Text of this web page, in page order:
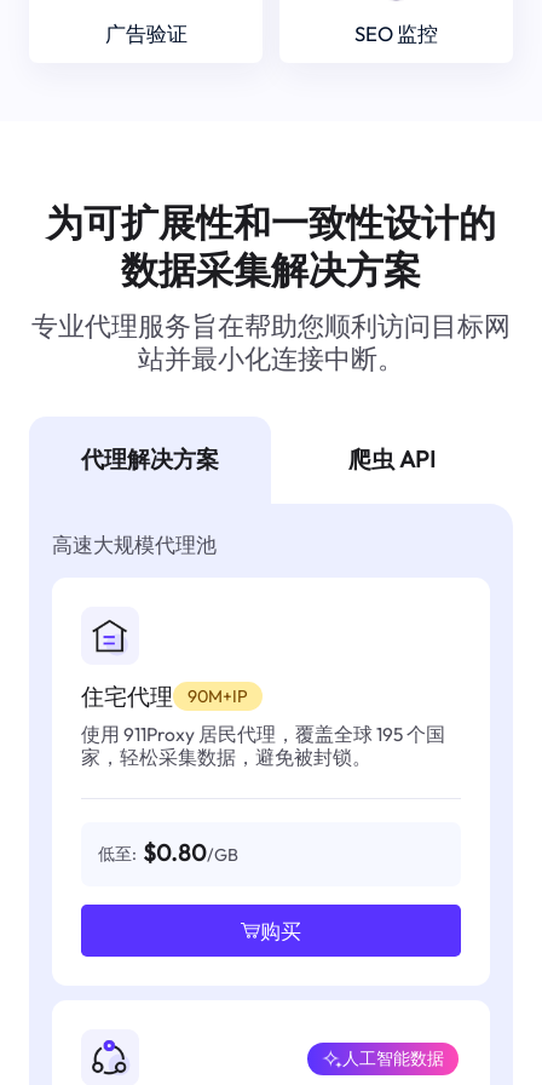
广告验证 SEO 监控
为可扩展性和一致性设计的
数据采集解决方案
专业代理服务旨在帮助您顺利访问目标网
站并最小化连接中断。
代理解决方案 爬虫 API
高速大规模代理池
住宅代理 90M+IP
使用 911Proxy 居民代理，覆盖全球 195 个国
家，轻松采集数据，避免被封锁。
低至: $0.80/GB
购买
人工智能数据